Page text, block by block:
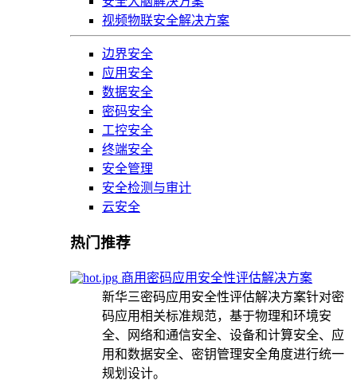
视频物联安全解决方案
边界安全
应用安全
数据安全
密码安全
工控安全
终端安全
安全管理
安全检测与审计
云安全
热门推荐
商用密码应用安全性评估解决方案
新华三密码应用安全性评估解决方案针对密
码应用相关标准规范，基于物理和环境安
全、网络和通信安全、设备和计算安全、应
用和数据安全、密钥管理安全角度进行统一
规划设计。